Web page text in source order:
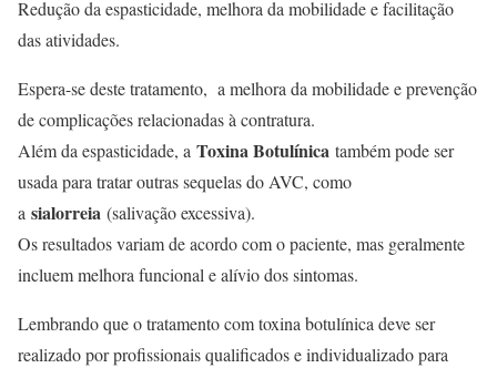
Redução da espasticidade, melhora da mobilidade e facilitação
das atividades.
Espera-se deste tratamento, a melhora da mobilidade e prevenção
de complicações relacionadas à contratura.
Além da espasticidade, a Toxina Botulínica também pode ser
usada para tratar outras sequelas do AVC, como
a sialorreia (salivação excessiva).
Os resultados variam de acordo com o paciente, mas geralmente
incluem melhora funcional e alívio dos sintomas.
Lembrando que o tratamento com toxina botulínica deve ser
realizado por profissionais qualificados e individualizado para